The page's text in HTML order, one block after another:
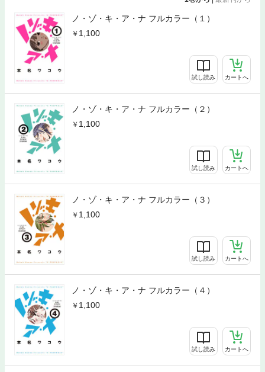
ノ・ゾ・キ・ア・ナ フルカラー（１）
1,100
試し読み カートへ
ノ・ゾ・キ・ア・ナ フルカラー（２）
1,100
試し読み カートへ
ノ・ゾ・キ・ア・ナ フルカラー（３）
1,100
試し読み カートへ
ノ・ゾ・キ・ア・ナ フルカラー（４）
1,100
試し読み カートへ